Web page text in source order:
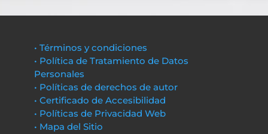
• Términos y condiciones
• Política de Tratamiento de Datos
Personales
• Políticas de derechos de autor
• Certificado de Accesibilidad
• Políticas de Privacidad Web
• Mapa del Sitio